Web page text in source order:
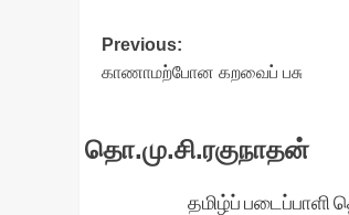
Post
navigation
Previous:
காணாமற்போன கறவைப் பசு
தொ.மு.சி.ரகுநாதன்
தமிழ்ப் படைப்பாளி